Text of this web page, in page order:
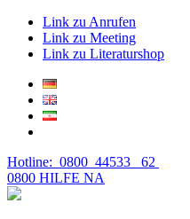
Link zu Anrufen
Link zu Meeting
Link zu Literaturshop
Hotline: 0800 44533 62
0800 HILFE NA